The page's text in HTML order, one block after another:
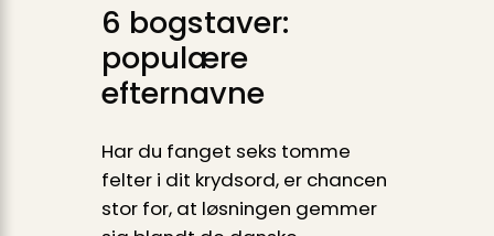
6 bogstaver:
populære
efternavne
Har du fanget seks tomme
felter i dit krydsord, er chancen
stor for, at løsningen gemmer